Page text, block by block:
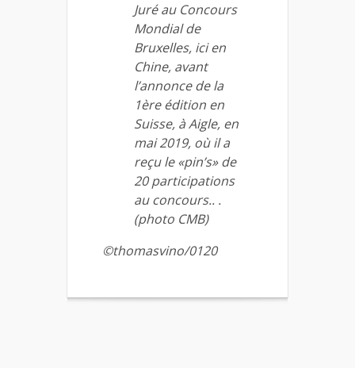
Juré au Concours
Mondial de
Bruxelles, ici en
Chine, avant
l’annonce de la
1ère édition en
Suisse, à Aigle, en
mai 2019, où il a
reçu le «pin’s» de
20 participations
au concours.. .
(photo CMB)
©thomasvino/0120